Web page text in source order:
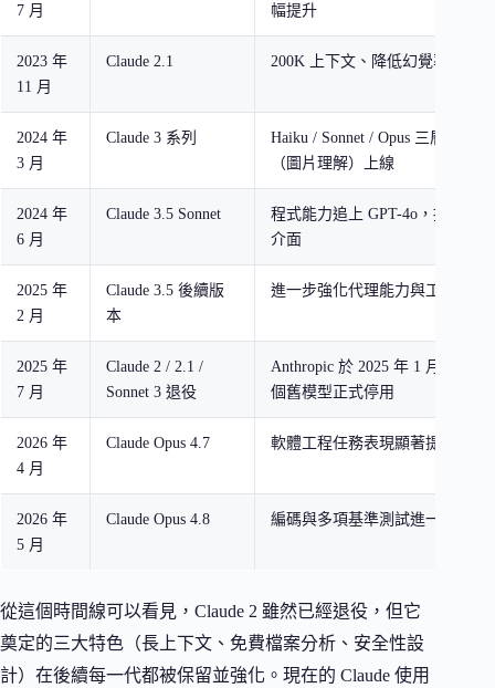
7 月
幅提升
2023 年
11 月
Claude 2.1 200K 上下文、降低幻覺率
2024 年
3 月
Claude 3 系列
Haiku / Sonnet / Opus 三層架構
（圖片理解）上線
2024 年
6 月
Claude 3.5 Sonnet
程式能力追上 GPT-4o，推出
介面
2025 年
2 月
Claude 3.5 後續版
本
進一步強化代理能力與工具使用
2025 年
7 月
Claude 2 / 2.1 /
Sonnet 3 退役
Anthropic 於 2025 年 1 月通知開
個舊模型正式停用
2026 年
4 月
Claude Opus 4.7 軟體工程任務表現顯著提升
2026 年
5 月
Claude Opus 4.8 編碼與多項基準測試進一步升級
從這個時間線可以看見，Claude 2 雖然已經退役，但它
奠定的三大特色（長上下文、免費檔案分析、安全性設
計）在後續每一代都被保留並強化。現在的 Claude 使用